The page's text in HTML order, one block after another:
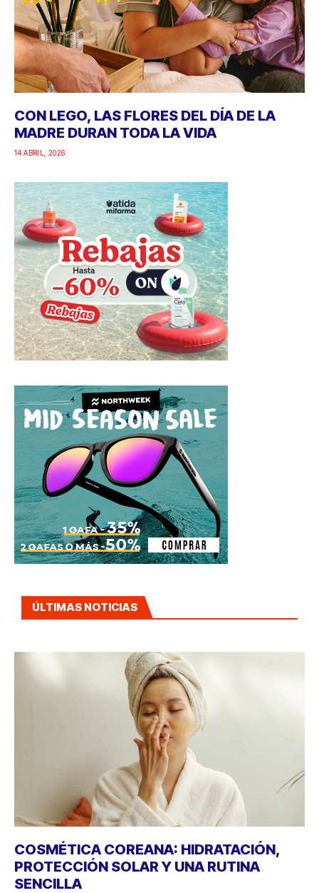
CON LEGO, LAS FLORES DEL DÍA DE LA
MADRE DURAN TODA LA VIDA
14 ABRIL, 2026
ÚLTIMAS NOTICIAS
COSMÉTICA COREANA: HIDRATACIÓN,
PROTECCIÓN SOLAR Y UNA RUTINA
SENCILLA